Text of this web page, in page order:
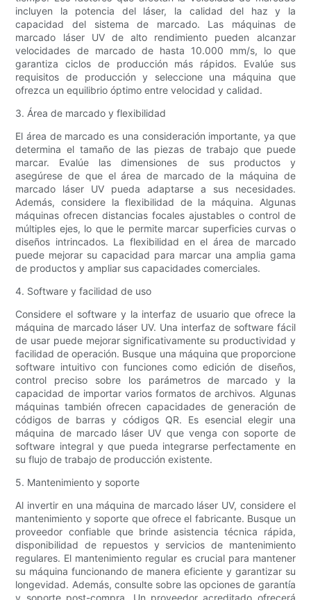
incluyen la potencia del láser, la calidad del haz y la
capacidad del sistema de marcado. Las máquinas de
marcado láser UV de alto rendimiento pueden alcanzar
velocidades de marcado de hasta 10.000 mm/s, lo que
garantiza ciclos de producción más rápidos. Evalúe sus
requisitos de producción y seleccione una máquina que
ofrezca un equilibrio óptimo entre velocidad y calidad.
3. Área de marcado y flexibilidad
El área de marcado es una consideración importante, ya que
determina el tamaño de las piezas de trabajo que puede
marcar. Evalúe las dimensiones de sus productos y
asegúrese de que el área de marcado de la máquina de
marcado láser UV pueda adaptarse a sus necesidades.
Además, considere la flexibilidad de la máquina. Algunas
máquinas ofrecen distancias focales ajustables o control de
múltiples ejes, lo que le permite marcar superficies curvas o
diseños intrincados. La flexibilidad en el área de marcado
puede mejorar su capacidad para marcar una amplia gama
de productos y ampliar sus capacidades comerciales.
4. Software y facilidad de uso
Considere el software y la interfaz de usuario que ofrece la
máquina de marcado láser UV. Una interfaz de software fácil
de usar puede mejorar significativamente su productividad y
facilidad de operación. Busque una máquina que proporcione
software intuitivo con funciones como edición de diseños,
control preciso sobre los parámetros de marcado y la
capacidad de importar varios formatos de archivos. Algunas
máquinas también ofrecen capacidades de generación de
códigos de barras y códigos QR. Es esencial elegir una
máquina de marcado láser UV que venga con soporte de
software integral y que pueda integrarse perfectamente en
su flujo de trabajo de producción existente.
5. Mantenimiento y soporte
Al invertir en una máquina de marcado láser UV, considere el
mantenimiento y soporte que ofrece el fabricante. Busque un
proveedor confiable que brinde asistencia técnica rápida,
disponibilidad de repuestos y servicios de mantenimiento
regulares. El mantenimiento regular es crucial para mantener
su máquina funcionando de manera eficiente y garantizar su
longevidad. Además, consulte sobre las opciones de garantía